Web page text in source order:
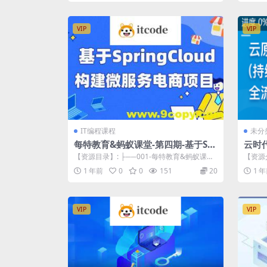
VIP
IT编程课程
每特教育&蚂蚁课堂-第四期-基于Spr
ingCloud构建微服务电商项目
【资源目录】: ├──001-每特教育&蚂蚁课堂-
第四期-基于Sprin...
1 年前 0 0 151 20
VIP
未分
云时
成
【资
化流
助...1
VIP VIP